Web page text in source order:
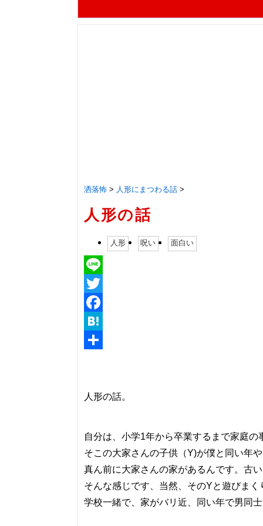
洒落怖 > 人形にまつわる話 >
人形の話
人形 呪い 面白い
Line
Twitter
Facebook
Hatena
人形の話。
自分は、小学1年から卒業するまで家庭
そこの大家さんの子供（Y)が僕と同い年
真ん前に大家さんの家があるんです。古
そんな感じです、当然、そのYと遊びま
学校一緒で、家がバリ近、同い年で男同